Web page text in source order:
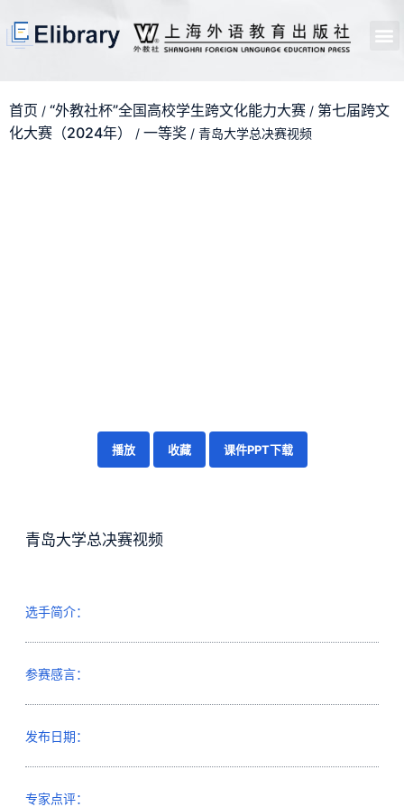
首页 / “外教社杯”全国高校学生跨文化能力大赛 / 第七届跨文
化大赛（2024年）
/ 一等奖 / 青岛大学总决赛视频
播放 收藏 课件PPT下载
青岛大学总决赛视频
选手简介：
参赛感言：
发布日期：
专家点评：